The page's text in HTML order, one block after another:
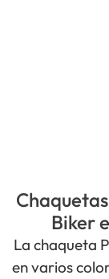
Biker
La chaqueta
en varios